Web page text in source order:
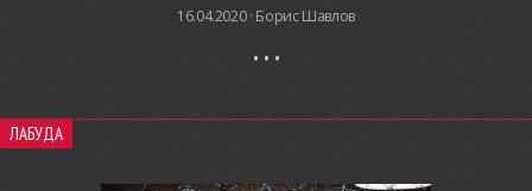
16.04.2020 · Борис Шавлов
ЛАБУДА